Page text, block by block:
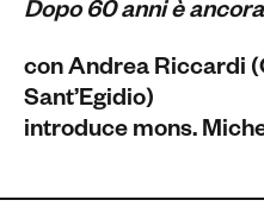
Dopo 60 anni è
con Andrea Riccardi
Sant’Egidio)
introduce mons.